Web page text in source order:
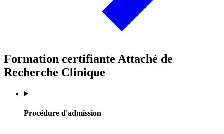
Formation certifiante Attaché de
Recherche Clinique
Procédure d'admission